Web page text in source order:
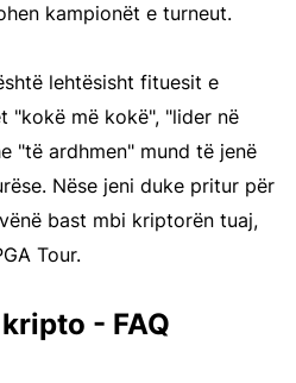
kampionët e turneut.
lehtësisht fituesit e
"kokë më kokë", "lider në
"të ardhmen" mund të jenë
Nëse jeni duke pritur për
bast mbi kriptorën tuaj,
Tour.
- FAQ